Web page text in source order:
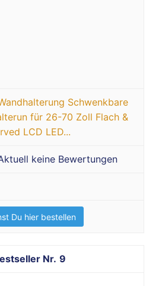
Schwenkbare
für 26-70 Zoll Flach &
LCD LED...
keine Bewertungen
Du hier bestellen
9